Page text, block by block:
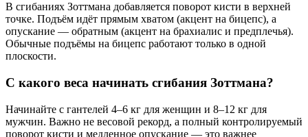
В сгибаниях Зоттмана добавляется поворот кисти в верхней
точке. Подъём идёт прямым хватом (акцент на бицепс), а
опускание — обратным (акцент на брахиалис и предплечья).
Обычные подъёмы на бицепс работают только в одной
плоскости.
С какого веса начинать сгибания Зоттмана?
Начинайте с гантелей 4–6 кг для женщин и 8–12 кг для
мужчин. Важно не весовой рекорд, а полный контролируемый
поворот кисти и медленное опускание — это важнее